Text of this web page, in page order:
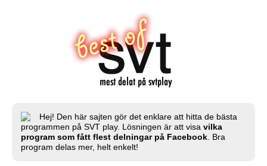
Hej! Den här sajten gör det enklare att hitta de bästa
programmen på SVT play. Lösningen är att visa vilka
program som fått flest delningar på Facebook . Bra
program delas mer, helt enkelt!